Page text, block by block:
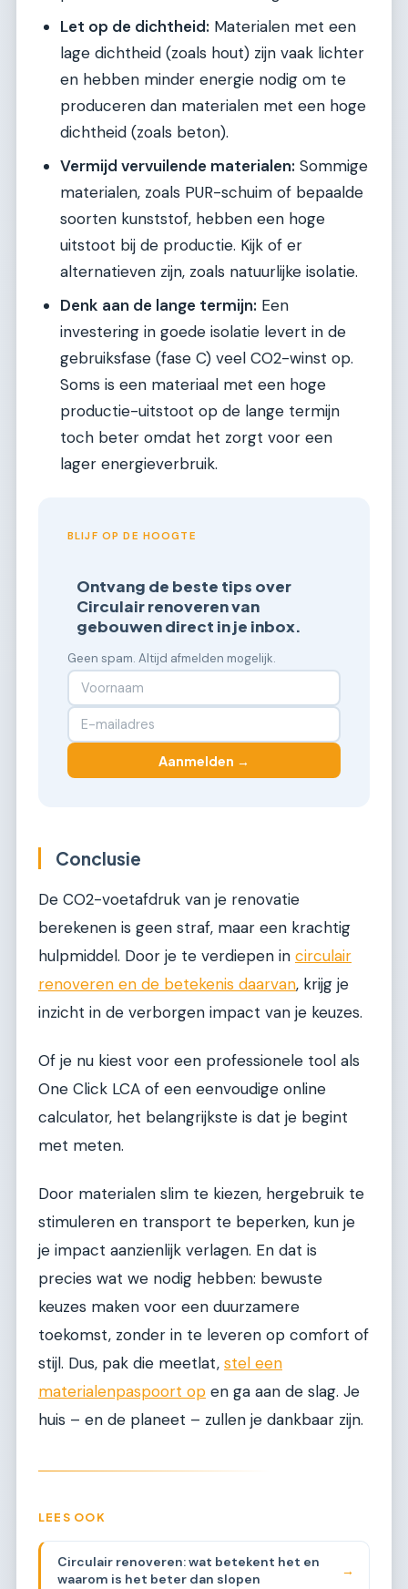
Let op de dichtheid: Materialen met een
lage dichtheid (zoals hout) zijn vaak lichter
en hebben minder energie nodig om te
produceren dan materialen met een hoge
dichtheid (zoals beton).
Vermijd vervuilende materialen: Sommige
materialen, zoals PUR-schuim of bepaalde
soorten kunststof, hebben een hoge
uitstoot bij de productie. Kijk of er
alternatieven zijn, zoals natuurlijke isolatie.
Denk aan de lange termijn: Een
investering in goede isolatie levert in de
gebruiksfase (fase C) veel CO2-winst op.
Soms is een materiaal met een hoge
productie-uitstoot op de lange termijn
toch beter omdat het zorgt voor een
lager energieverbruik.
BLIJF OP DE HOOGTE
Ontvang de beste tips over
Circulair renoveren van
gebouwen direct in je inbox.
Geen spam. Altijd afmelden mogelijk.
Aanmelden →
Conclusie
De CO2-voetafdruk van je renovatie
berekenen is geen straf, maar een krachtig
hulpmiddel. Door je te verdiepen in circulair
renoveren en de betekenis daarvan, krijg je
inzicht in de verborgen impact van je keuzes.
Of je nu kiest voor een professionele tool als
One Click LCA of een eenvoudige online
calculator, het belangrijkste is dat je begint
met meten.
Door materialen slim te kiezen, hergebruik te
stimuleren en transport te beperken, kun je
je impact aanzienlijk verlagen. En dat is
precies wat we nodig hebben: bewuste
keuzes maken voor een duurzamere
toekomst, zonder in te leveren op comfort of
stijl. Dus, pak die meetlat, stel een
materialenpaspoort op en ga aan de slag. Je
huis – en de planeet – zullen je dankbaar zijn.
LEES OOK
Circulair renoveren: wat betekent het en
waarom is het beter dan slopen
→